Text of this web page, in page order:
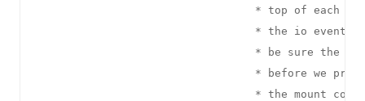
* top of each
* the io event
* be sure the
* before we
* the mount